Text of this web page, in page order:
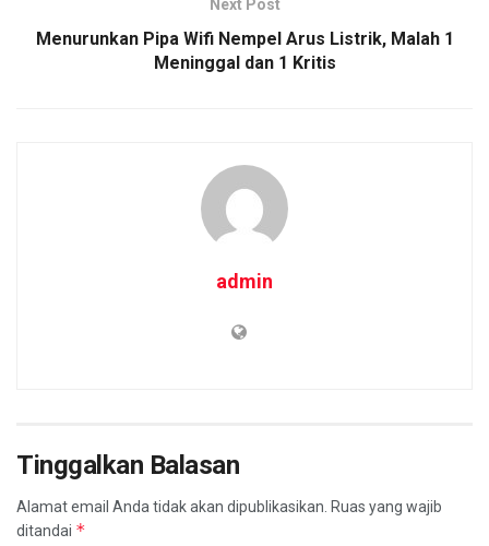
Next Post
Menurunkan Pipa Wifi Nempel Arus Listrik, Malah 1
Meninggal dan 1 Kritis
admin
Tinggalkan Balasan
Alamat email Anda tidak akan dipublikasikan. Ruas yang wajib
ditandai *